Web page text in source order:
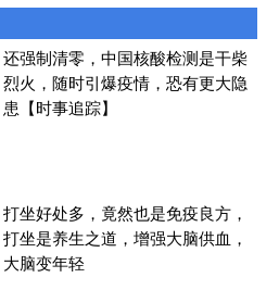
还强制清零，中国核酸检测是干柴
烈火，随时引爆疫情，恐有更大隐
患【时事追踪】
打坐好处多，竟然也是免疫良方，
打坐是养生之道，增强大脑供血，
大脑变年轻